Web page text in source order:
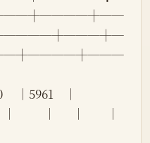
│5961    │
│      │        │